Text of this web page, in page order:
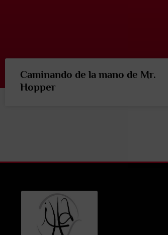
Caminando de la mano de Mr.
Hopper